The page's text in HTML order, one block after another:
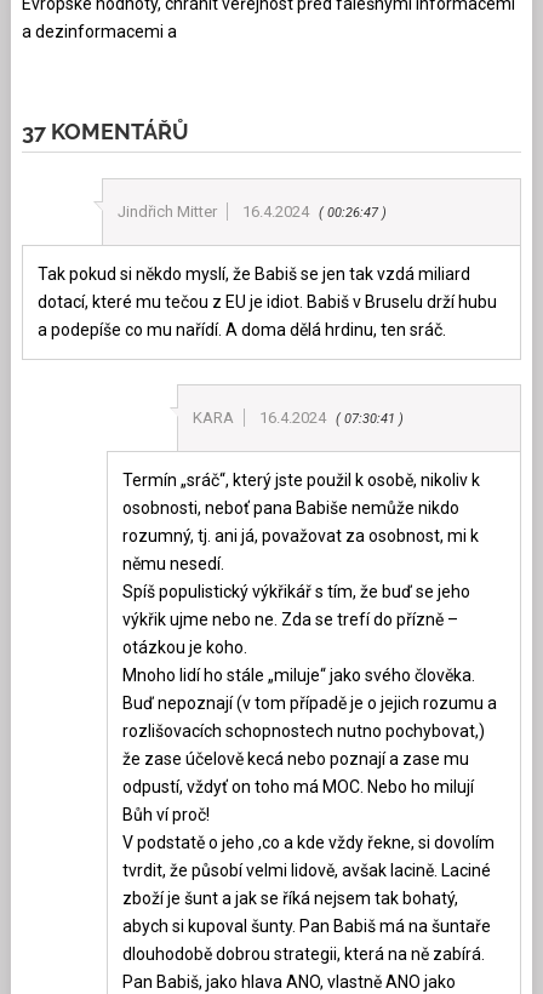
Evropské hodnoty, chránit veřejnost před falešnými informacemi
a dezinformacemi a
37 KOMENTÁŘŮ
Jindřich Mitter 16.4.2024 00:26:47
Tak pokud si někdo myslí, že Babiš se jen tak vzdá miliard
dotací, které mu tečou z EU je idiot. Babiš v Bruselu drží hubu
a podepíše co mu nařídí. A doma dělá hrdinu, ten sráč.
KARA 16.4.2024 07:30:41
Termín „sráč“, který jste použil k osobě, nikoliv k
osobnosti, neboť pana Babiše nemůže nikdo
rozumný, tj. ani já, považovat za osobnost, mi k
němu nesedí.
Spíš populistický výkřikář s tím, že buď se jeho
výkřik ujme nebo ne. Zda se trefí do přízně –
otázkou je koho.
Mnoho lidí ho stále „miluje“ jako svého člověka.
Buď nepoznají (v tom případě je o jejich rozumu a
rozlišovacích schopnostech nutno pochybovat,)
že zase účelově kecá nebo poznají a zase mu
odpustí, vždyť on toho má MOC. Nebo ho milují
Bůh ví proč!
V podstatě o jeho ,co a kde vždy řekne, si dovolím
tvrdit, že působí velmi lidově, avšak lacině. Laciné
zboží je šunt a jak se říká nejsem tak bohatý,
abych si kupoval šunty. Pan Babiš má na šuntaře
dlouhodobě dobrou strategii, která na ně zabírá.
Pan Babiš, jako hlava ANO, vlastně ANO jako